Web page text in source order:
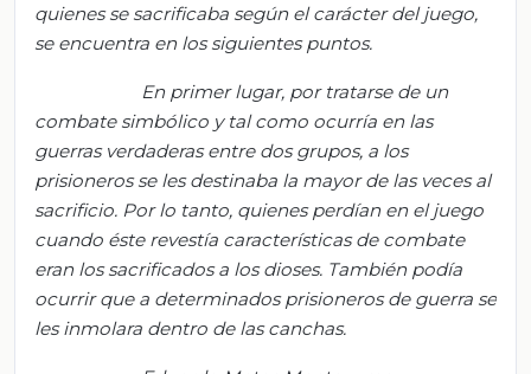
quienes se sacrificaba según el carácter del juego,
se encuentra en los siguientes puntos.
En primer lugar, por tratarse de un
combate simbólico y tal como ocurría en las
guerras verdaderas entre dos grupos, a los
prisioneros se les destinaba la mayor de las veces al
sacrificio. Por lo tanto, quienes perdían en el juego
cuando éste revestía características de combate
eran los sacrificados a los dioses. También podía
ocurrir que a determinados prisioneros de guerra se
les inmolara dentro de las canchas.